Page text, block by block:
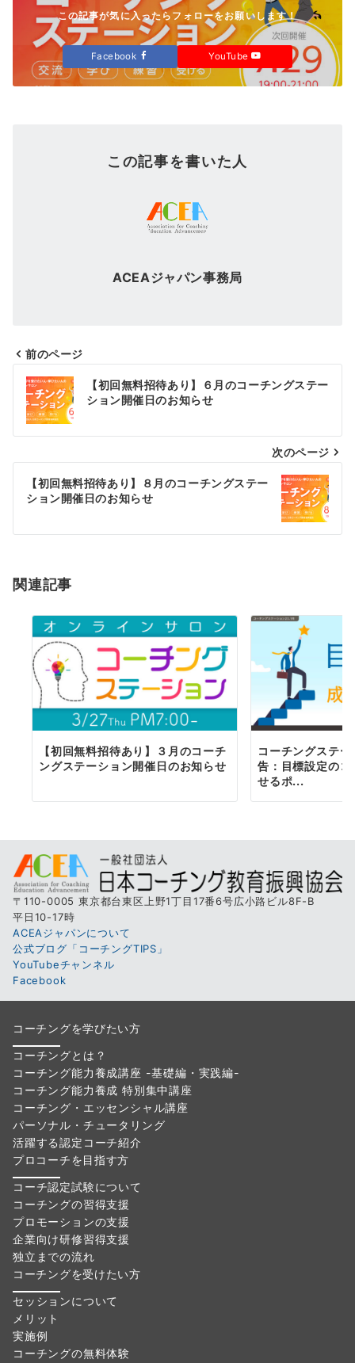
この記事が気に入ったらフォローをお願いします！
Facebook YouTube
この記事を書いた人
ACEAジャパン事務局
投
稿
ナ
ビ
ー
シ
ン
前のページ
【初回無料招待あり】６月のコーチングステー
ション開催日のお知らせ
次のページ
【初回無料招待あり】８月のコーチングステー
ション開催日のお知らせ
関連記事
【初回無料招待あり】３月のコーチ
ングステーション開催日のお知らせ
コーチングステ
告：目標設定の
せるポ...
〒110-0005 東京都台東区上野1丁目17番6号広小路ビル8F-B
平日10-17時
ACEAジャパンについて
公式ブログ「コーチングTIPS」
YouTubeチャンネル
Facebook
コーチングを学びたい方
コーチングとは？
コーチング能力養成講座 -基礎編・実践編-
コーチング能力養成 特別集中講座
コーチング・エッセンシャル講座
パーソナル・チュータリング
活躍する認定コーチ紹介
プロコーチを目指す方
コーチ認定試験について
コーチングの習得支援
プロモーションの支援
企業向け研修習得支援
独立までの流れ
コーチングを受けたい方
セッションについて
メリット
実施例
コーチングの無料体験